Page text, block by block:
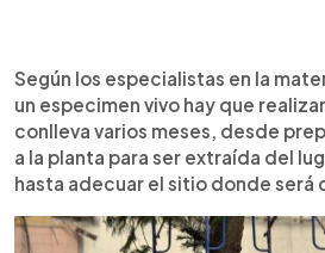
Según los especialistas en la
un especimen vivo hay que
conlleva varios meses, desde
a la planta para ser extraída del
hasta adecuar el sitio donde será